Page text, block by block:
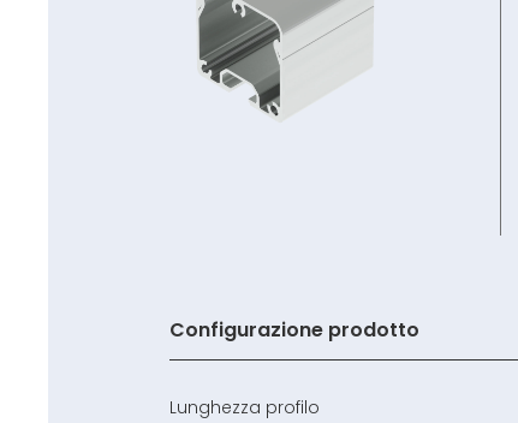
Configurazione prodotto
Lunghezza profilo